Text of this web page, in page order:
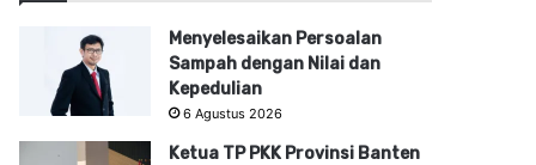
Menyelesaikan Persoalan
Sampah dengan Nilai dan
Kepedulian
6 Agustus 2026
Ketua TP PKK Provinsi Banten